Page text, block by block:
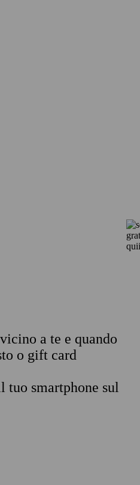
a te e quando
o gift card
tuo smartphone sul